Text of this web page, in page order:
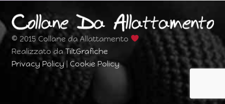
© 2015 Collane da Allattamento
Realizzato daTiltGrafiche
Privacy Policy| Cookie Policy